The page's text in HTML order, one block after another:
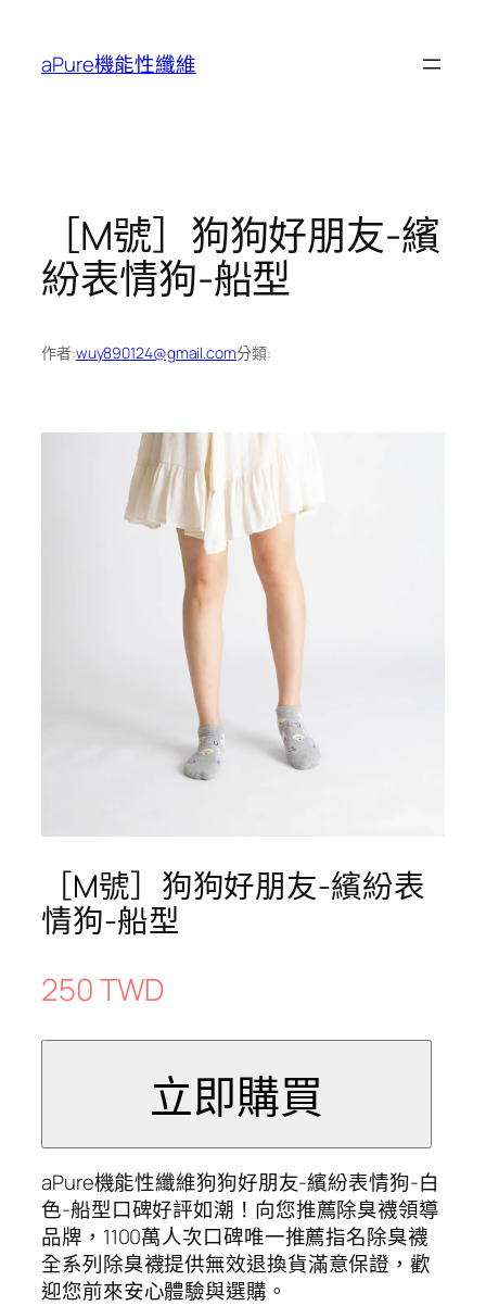
aPure機能性纖維
［M號］狗狗好朋友-繽
紛表情狗-船型
作者:wuy890124@gmail.com分類:
［M號］狗狗好朋友-繽紛表
情狗-船型
250 TWD
aPure機能性纖維狗狗好朋友-繽紛表情狗-白
色-船型口碑好評如潮！向您推薦除臭襪領導
品牌，1100萬人次口碑唯一推薦指名除臭襪
全系列除臭襪提供無效退換貨滿意保證，歡
迎您前來安心體驗與選購。